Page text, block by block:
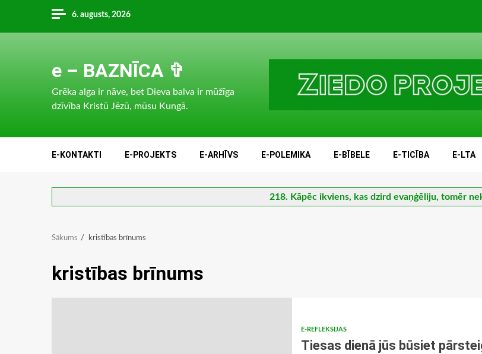
content
6. augusts, 2026
e – BAZNĪCA ✞
Grēka alga ir nāve, bet Dieva balva ir mūžīga
dzīvība Kristū Jēzū, mūsu Kungā.
E-KONTAKTI E-PROJEKTS E-ARHĪVS E-POLEMIKA E-BĪBELE E-TICĪBA E-LTA
218. Kāpēc ikviens, kas dzird evaņģēliju, tomēr
Sākums kristības brīnums
kristības brīnums
E-REFLEKSIJAS
Tiesas dienā jūs būsiet